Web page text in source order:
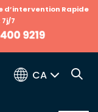
d’intervention Rapide
7
CA